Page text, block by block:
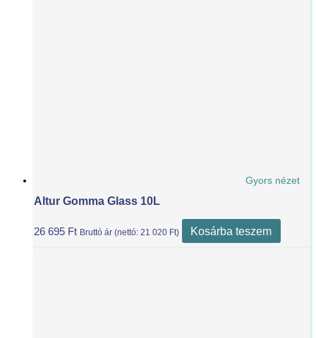
Gyors nézet
Altur Gomma Glass 10L
26 695 Ft Bruttó ár (nettó: 21 020 Ft) Kosárba teszem